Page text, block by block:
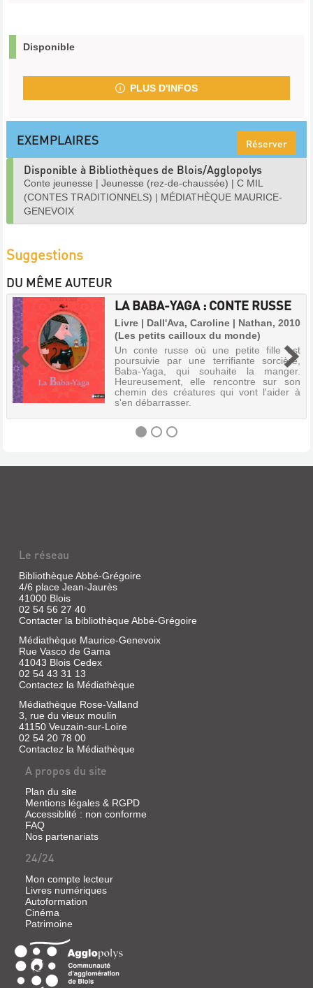
Disponible
PLUS D'INFOS
EXEMPLAIRES Réserver
Disponible à Bibliothèques de Blois/Agglopolys
Conte jeunesse | Jeunesse (rez-de-chaussée) | C MIL
(CONTES TRADITIONNELS) | MÉDIATHÈQUE MAURICE-
GENEVOIX
Suggestions
DU MÊME AUTEUR
LA BABA-YAGA : CONTE RUSSE
Livre | Dall'Ava, Caroline | Nathan, 2010
(Les petits cailloux du monde)
Un conte russe où une petite fille est
poursuivie par une terrifiante sorcière,
Baba-Yaga, qui souhaite la manger.
Heureusement, elle rencontre sur son
chemin des créatures qui vont l'aider à
s'en débarrasser.
RUSSE
Livre
Dall'Ava,
Caroline
Nathan,
2010
(Les
petits
cailloux
du
monde)
Un
conte
russe
une
fille
est
poursuivie
par
une
terrifiante
sorcière,
Baba-
Yaga,
qui
souhaite
manger.
Heureusement,
rencontre
sur
son
chemin
Le réseau
Bibliothèque Abbé-Grégoire
4/6 place Jean-Jaurès
41000 Blois
02 54 56 27 40
Contacter la bibliothèque Abbé-Grégoire
Médiathèque Maurice-Genevoix
Rue Vasco de Gama
41043 Blois Cedex
02 54 43 31 13
Contactez la Médiathèque
Médiathèque Rose-Valland
3, rue du vieux moulin
41150 Veuzain-sur-Loire
02 54 20 78 00
Contactez la Médiathèque
A propos du site
Plan du site
Mentions légales & RGPD
Accessiblité : non conforme
FAQ
Nos partenariats
24/24
Mon compte lecteur
Livres numériques
Autoformation
Cinéma
Patrimoine